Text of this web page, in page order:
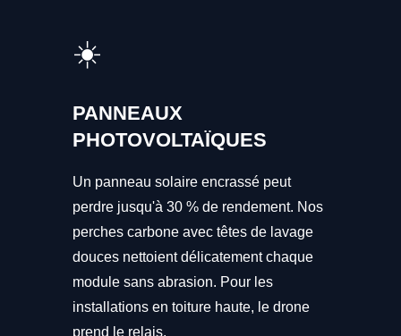
☀️
PANNEAUX
PHOTOVOLTAÏQUES
Un panneau solaire encrassé peut
perdre jusqu'à 30 % de rendement. Nos
perches carbone avec têtes de lavage
douces nettoient délicatement chaque
module sans abrasion. Pour les
installations en toiture haute, le drone
prend le relais.